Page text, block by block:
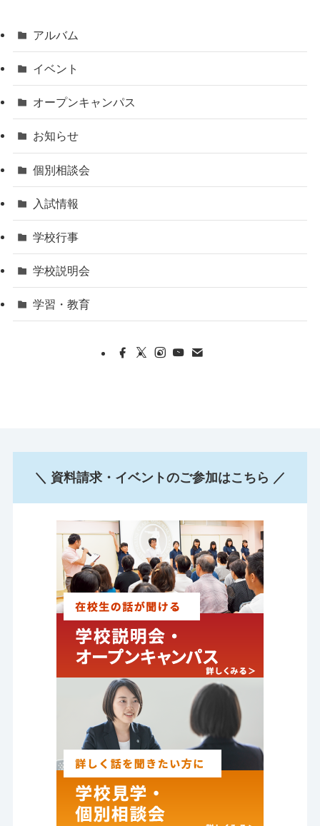
アルバム
イベント
オープンキャンパス
お知らせ
個別相談会
入試情報
学校行事
学校説明会
学習・教育
＼ 資料請求・イベントのご参加はこちら ／